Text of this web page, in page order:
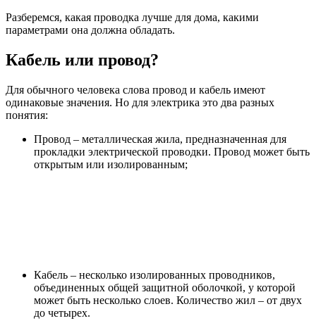
Разберемся, какая проводка лучше для дома, какими
параметрами она должна обладать.
Кабель или провод?
Для обычного человека слова провод и кабель имеют
одинаковые значения. Но для электрика это два разных
понятия:
Провод – металлическая жила, предназначенная для
прокладки электрической проводки. Провод может быть
открытым или изолированным;
Кабель – несколько изолированных проводников,
объединенных общей защитной оболочкой, у которой
может быть несколько слоев. Количество жил – от двух
до четырех.